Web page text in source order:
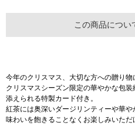
この商品につい
今年のクリスマス、大切な方への贈り物
クリスマスシーズン限定の華やかな包
添えられる特製カード付き。
紅茶には奥深いダージリンティーや華
味わいを飽きることなくお楽しみいただ